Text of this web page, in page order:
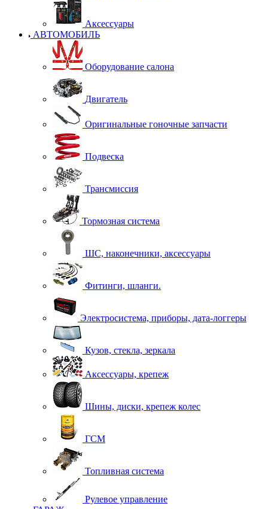
Аксессуары
АВТОМОБИЛЬ
Оборудование салона
Двигатель
Оригинальные гоночные запчасти
Подвеска
Трансмиссия
Тормозная система
ШС, наконечники, аксессуары
Фитинги, шланги.
Электросистема, приборы, дата-логгеры
Кузов, стекла, зеркала
Аксессуары, крепеж
Шины, диски, крепеж колес
ГСМ
Топливная система
Рулевое управление